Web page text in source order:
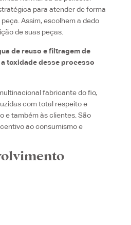
para atender de forma
Assim, escolhem a dedo
de suas peças.
de reuso e filtragem de
toxidade desse processo
fabricante do fio,
com total respeito e
e também às clientes. São
ao consumismo e